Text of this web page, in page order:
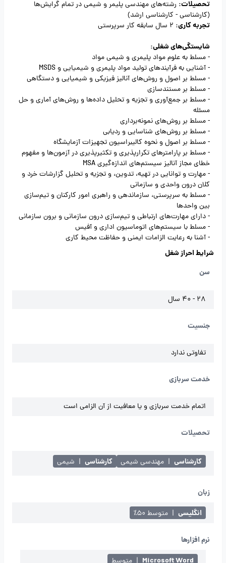
تحصیلات: رشته‌های مهندسی پلیمر و شیمی در تمام گرایش‌ها
(کارشناسی - کارشناسی ارشد)
تجربه کاری:
شایستگی‌های شغلی:
- مسلط به علوم مواد پلیمری و شیمی مواد
- آشنایی به فرآیندهای تولید مواد پلیمری و شیمیایی و MSDS
- مسلط بر اصول و روش‌های آنالیز فیزیکی و شیمیایی و دستگاهی
- مسلط بر مستندسازی
- مسلط بر جمع‌آوری و تجزیه و تحلیل داده‌ها و روش‌های آماری و حل
مسئله
- مسلط بر روش‌های نمونه‌برداری
- مسلط بر روش‌های شناسایی و ردیابی
- مسلط بر اصول و نحوه کالیبراسیون تجهیزات آزمایشگاه
- مسلط بر پارامترهای تکرارپذیری و تکثیرپذیری در آزمون‌ها و مفهوم
خطای مجاز آنالیز سیستم‌های اندازه‌گیری MSA
- مهارت و توانایی در تهیه، تدوین، و تجزیه و تحلیل گزارشات خرد و
کلان درون واحدی و سازمانی
- مسلط به سرپرستی، سازماندهی و راهبری امور کارکنان و تیم‌سازی
بین واحدها
- دارای مهارت‌های ارتباطی و تیم‌سازی درون سازمانی و برون سازمانی
- مسلط با سیستم‌های اتوماسیون اداری و آفیس
- آشنا به رعایت الزامات ایمنی و حفاظت محیط کاری
شرایط احراز شغل
سن
28 - 40 سال
جنسیت
تفاوتی ندارد
خدمت سربازی
اتمام خدمت سربازی و یا معافیت از آن الزامی است
تحصیلات
کارشناسی | مهندسی شیمی کارشناسی | شیمی
زبان
انگلیسی | متوسط ۵۰٪
نرم افزارها